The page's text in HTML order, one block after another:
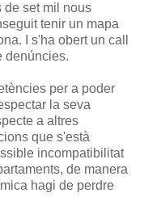
de set mil nous
tenir un mapa
I s'ha obert un call
denúncies.
per a poder
la seva
a altres
que s'està
incompatibilitat
de manera
hagi de perdre